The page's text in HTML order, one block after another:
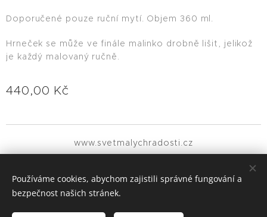
Doporučené pouze ruční mytí. Objem 360 ml.
Hrneček se může ve finále malinko drobně lišit, jelikož
je každý malovaný ručně.
440,00 Kč
www.svetmalychradosti.cz
MALIČKOSTI MĚNÍ SVĚT
Cookies
Používáme cookies, abychom zajistili správné fungování a
bezpečnost našich stránek.